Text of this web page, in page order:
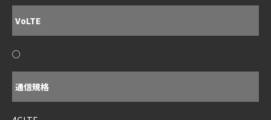
VoLTE
○
通信規格